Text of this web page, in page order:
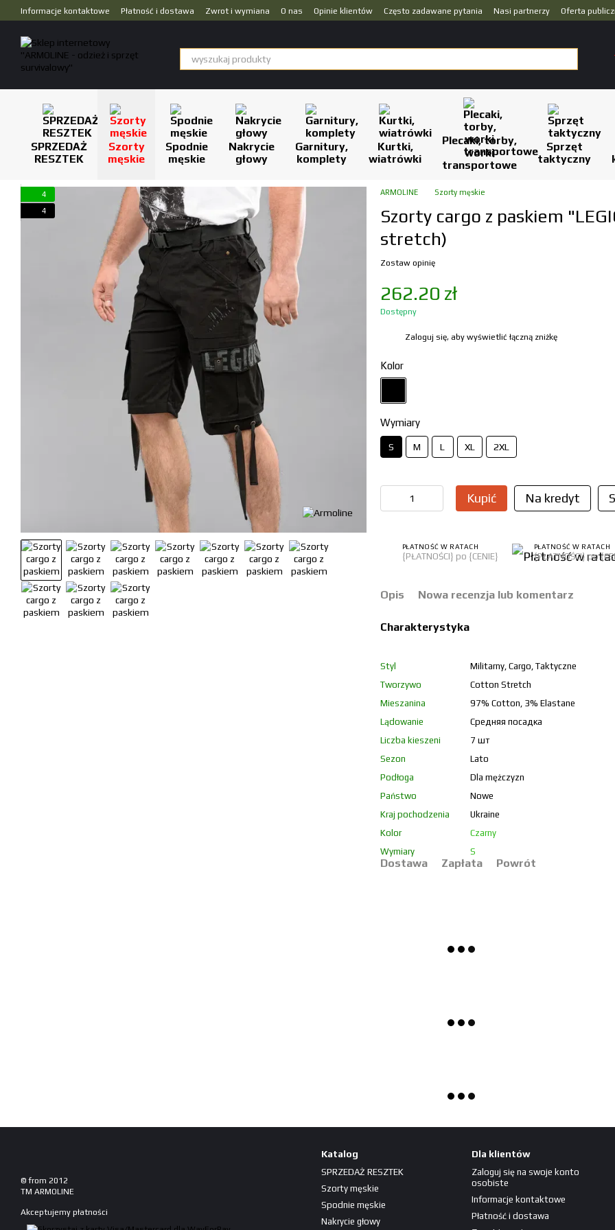
Przejdź do głównej treści
Informacje kontaktowe Płatność i dostawa Zwrot i wymiana O nas Opinie klientów Często zadawane pytania Nasi partnerzy
Oferta
SPRZEDAŻ
RESZTEK
Szorty
męskie
Spodnie
męskie
Nakrycie
głowy
Garnitury,
komplety
Kurtki,
wiatrówki
Plecaki, torby,
worki
transportowe
Sprzęt
taktyczny
4
4
ARMOLINE Szorty męskie
Szorty cargo z paskiem
stretch)
Zostaw opinię
262.20 zł
Dostępny
Zaloguj się, aby wyświetlić łączną zniżkę
Kolor
Wymiary
S M L XL 2XL
Kupić Na kredyt
PŁATNOŚĆ W RATACH
{PŁATNOŚCI} po {CENIE}
PŁATNOŚĆ W RATACH
{PŁATNOŚCI} po
Opis Nowa recenzja lub komentarz
Charakterystyka
Styl
Militarny, Cargo, Taktyczne
Tworzywo
Cotton Stretch
Mieszanina
97% Cotton, 3% Elastane
Lądowanie
Средняя посадка
Liczba kieszeni
7 шт
Sezon
Lato
Podłoga
Dla mężczyzn
Państwo
Nowe
Kraj pochodzenia
Ukraine
Kolor
Czarny
Wymiary
S
Dostawa Zapłata Powrót
© from 2012
TM ARMOLINE
Akceptujemy płatności
Katalog
SPRZEDAŻ RESZTEK
Szorty męskie
Spodnie męskie
Nakrycie głowy
Dla klientów
Zaloguj się na swoje konto
osobiste
Informacje kontaktowe
Płatność i dostawa